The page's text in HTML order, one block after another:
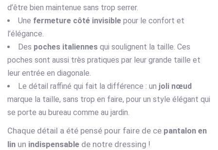
d’être bien maintenue sans trop serrer.
Une fermeture côté invisible pour le confort et
l’élégance.
Des poches italiennes qui soulignent la taille. Ces
poches sont aussi très pratiques par leur grande taille et
leur entrée en diagonale.⁠
Le détail raffiné qui fait la différence : un joli nœud
marque la taille, sans trop en faire, pour un style élégant qui
se porte au bureau comme au jardin.
Chaque détail a été pensé pour faire de ce pantalon en
lin un indispensable de notre dressing !